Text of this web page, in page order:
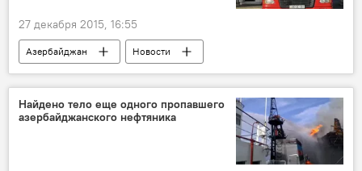
27 декабря 2015, 16:55
Азербайджан Новости
Найдено тело еще одного пропавшего
азербайджанского нефтяника